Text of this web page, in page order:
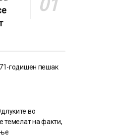
годишен пешак
во
темелат на факти,